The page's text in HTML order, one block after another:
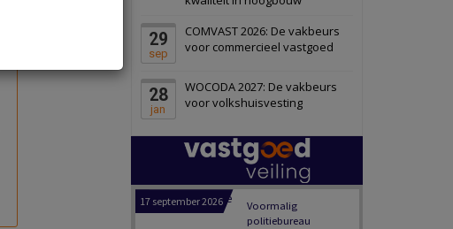
29
sep
COMVAST 2026: De vakbeurs
voor commercieel vastgoed
28
jan
WOCODA 2027: De vakbeurs
voor volkshuisvesting
Panheel
17 september 2026
Voormalig
Bekijk
Dordrecht
17 september 2026
politiebureau
Hilversum
17 september 2026
Voormalig
politiebureau